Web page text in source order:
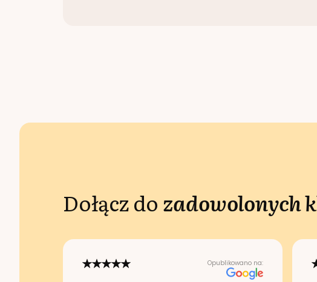
Dołącz do zadowolonych
Opublikowano na: